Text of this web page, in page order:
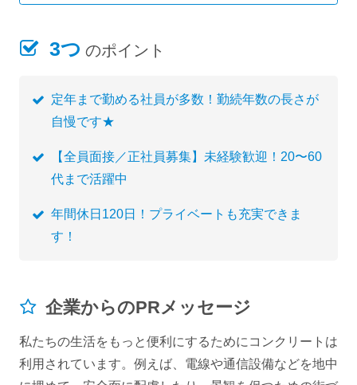
3つ のポイント
定年まで勤める社員が多数！勤続年数の長さが
自慢です★
【全員面接／正社員募集】未経験歓迎！20〜60
代まで活躍中
年間休日120日！プライベートも充実できま
す！
企業からのPRメッセージ
私たちの生活をもっと便利にするためにコンクリートは
利用されています。例えば、電線や通信設備などを地中